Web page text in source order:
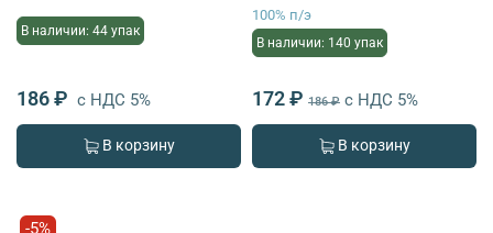
В наличии: 44 упак
186 ₽ с НДС 5%
В корзину
100% п/э
В наличии: 140 упак
172 ₽ 186 ₽ с НДС 5%
В корзину
-5%